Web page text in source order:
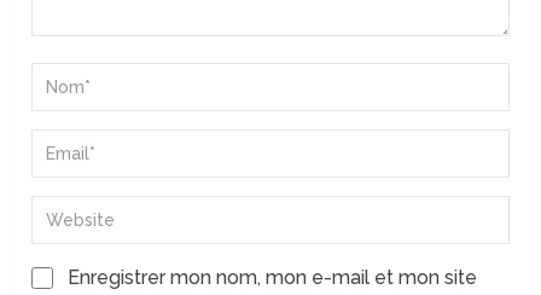
Enregistrer mon nom, mon e-mail et mon site